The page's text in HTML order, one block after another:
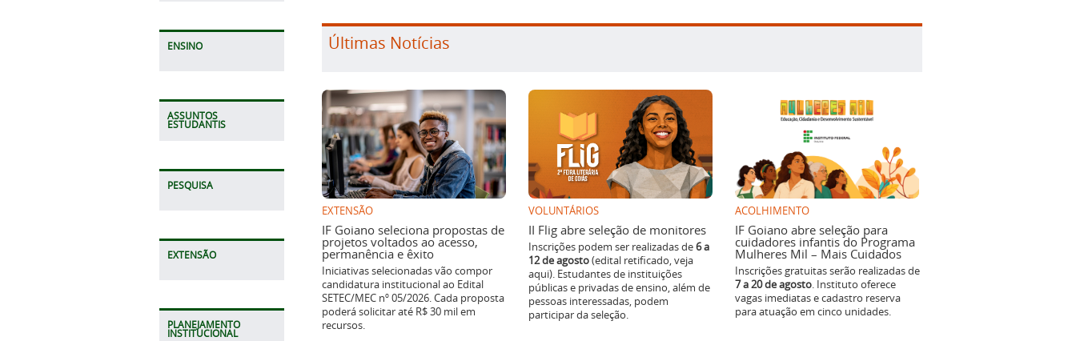
ENSINO
ASSUNTOS
ESTUDANTIS
PESQUISA
EXTENSÃO
PLANEJAMENTO
INSTITUCIONAL
Últimas Notícias
EXTENSÃO
IF Goiano seleciona propostas de
projetos voltados ao acesso,
permanência e êxito
Iniciativas selecionadas vão compor
candidatura institucional ao Edital
SETEC/MEC nº 05/2026. Cada proposta
poderá solicitar até R$ 30 mil em
recursos.
VOLUNTÁRIOS
II Flig abre seleção de monitores
Inscrições podem ser realizadas de6 a
12 de agosto(edital retificado, veja
aqui). Estudantes de instituições
públicas e privadas de ensino, além de
pessoas interessadas, podem
participar da seleção.
ACOLHIMENTO
IF Goiano abre seleção para
cuidadores infantis do Programa
Mulheres Mil – Mais Cuidados
Inscrições gratuitas serão realizadas de
7 a 20 de agosto. Instituto oferece
vagas imediatas e cadastro reserva
para atuação em cinco unidades.